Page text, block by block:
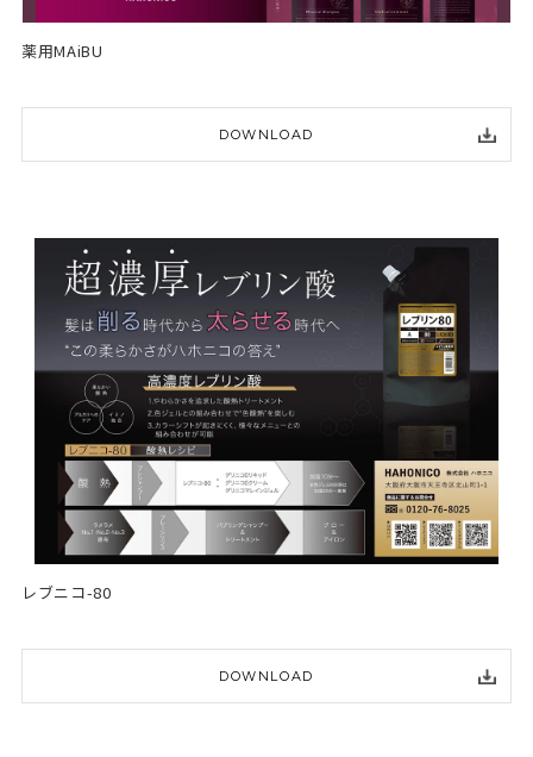
薬用MAiBU
DOWNLOAD
レブニコ-80
DOWNLOAD